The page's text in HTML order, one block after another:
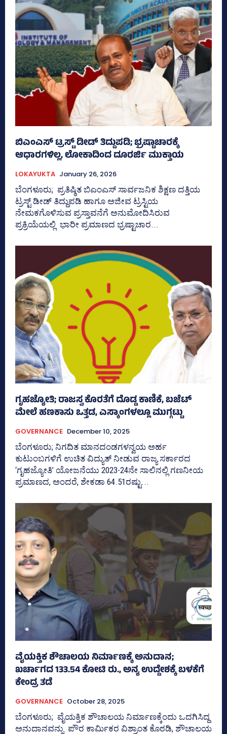
ಬಿಎಂಎಸ್‌ ಟ್ರಸ್ಟ್‌ ಡೀಡ್‌ ತಿದ್ದುಪಡಿ; ಭ್ರಷ್ಟಾಚಾರಕ್ಕೆ
ಆಧಾರಗಳಿಲ್ಲ, ಲೋಕಾದಿಂದ ದೂರರ್ಜಿ ಮುಕ್ತಾಯ
LOKAYUKTA January 26, 2026
ಬೆಂಗಳೂರು; ಪ್ರತಿಷ್ಠಿತ ಬಿಎಂಎಸ್‌ ಸಾರ್ವಜನಿಕ ಶಿಕ್ಷಣ ದತ್ತಿಯ
ಟ್ರಸ್ಟ್‌ ಡೀಡ್‌ ತಿದ್ದುಪಡಿ ಹಾಗೂ ಅಜೀವ ಟ್ರಸ್ಟಿಯ
ನೇಮಕಗೊಳಿಸುವ ಪ್ರಸ್ತಾವನೆಗೆ ಅನುಮೋದಿಸಿರುವ
ಪ್ರಕ್ರಿಯೆಯಲ್ಲಿ ಭಾರೀ ಪ್ರಮಾಣದ ಭ್ರಷ್ಟಾಚಾರ...
ಗೃಹಜ್ಯೋತಿ; ರಾಜಸ್ವ ಕೊರತೆಗೆ ದೊಡ್ಡ ಕಾಣಿಕೆ, ಬಜೆಟ್‌
ಮೇಲೆ ಹಣಕಾಸು ಒತ್ತಡ, ಎಸ್ಕಾಂಗಳಲ್ಲೂ ಮುಗ್ಗಟ್ಟು
GOVERNANCE December 10, 2025
ಬೆಂಗಳೂರು; ನಿಗದಿತ ಮಾನದಂಡಗಳನ್ವಯ ಅರ್ಹ
ಕುಟುಂಬಗಳಿಗೆ ಉಚಿತ ವಿದ್ಯುತ್ ನೀಡುವ ರಾಜ್ಯ ಸರ್ಕಾರದ
‘ಗೃಹಜ್ಯೋತಿ’ ಯೋಜನೆಯು 2023-24ನೇ ಸಾಲಿನಲ್ಲಿ ಗಣನೀಯ
ಪ್ರಮಾಣದ, ಅಂದರೆ, ಶೇಕಡಾ 64.51ರಷ್ಟು...
ವೈಯಕ್ತಿಕ ಶೌಚಾಲಯ ನಿರ್ಮಾಣಕ್ಕೆ ಅನುದಾನ;
ಖರ್ಚಾಗದ 133.54 ಕೋಟಿ ರು., ಅನ್ಯ ಉದ್ದೇಶಕ್ಕೆ ಬಳಕೆಗೆ
ಕೇಂದ್ರ ತಡೆ
GOVERNANCE October 28, 2025
ಬೆಂಗಳೂರು; ವೈಯಕ್ತಿಕ ಶೌಚಾಲಯ ನಿರ್ಮಾಣಕ್ಕೆಂದು ಒದಗಿಸಿದ್ದ
ಅನುದಾನವನ್ನು ಪೌರ ಕಾರ್ಮಿಕರ ವಿಶ್ರಾಂತ ಕೊಠಡಿ, ಶೌಚಾಲಯ